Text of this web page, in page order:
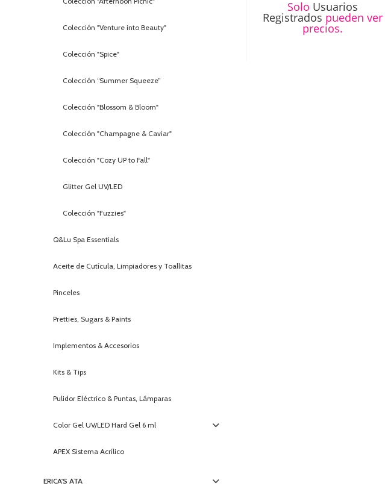
Solo Usuarios
Registrados pueden ver
precios.
Colección "Venture into Beauty"
Colección "Spice"
Colección “Summer Squeeze”
Colección "Blossom & Bloom"
Colección "Champagne & Caviar"
Colección "Cozy UP to Fall"
Glitter Gel UV/LED
Colección "Fuzzies"
Q&Lu Spa Essentials
Aceite de Cutícula, Limpiadores y Toallitas
Pinceles
Pretties, Sugars & Paints
Implementos & Accesorios
Kits & Tips
Pulidor Eléctrico & Puntas, Lámparas
Color Gel UV/LED Hard Gel 6 ml
APEX Sistema Acrílico
ERICA'S ATA